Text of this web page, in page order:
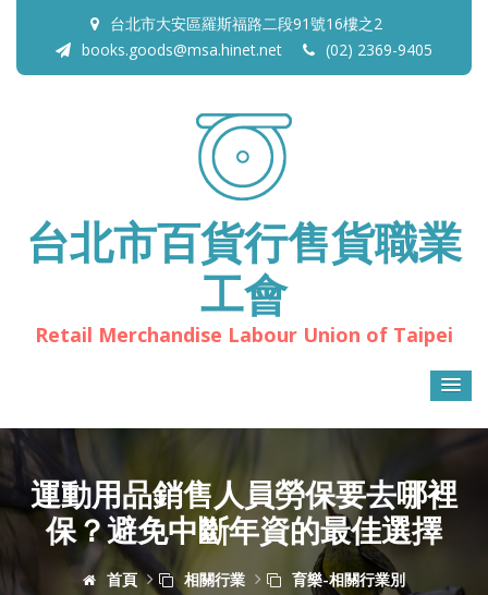
台北市大安區羅斯福路二段91號16樓之2
books.goods@msa.hinet.net
(02) 2369-9405
台北市百貨行售貨職業
工會
Retail Merchandise Labour Union of Taipei
運動用品銷售人員勞保要去哪裡
保？避免中斷年資的最佳選擇
首頁 相關行業
育樂-相關行業別